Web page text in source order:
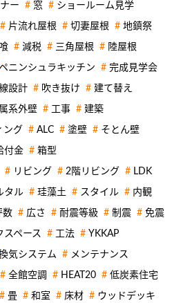
ー 窓 ショールーム見学
片流れ屋根 切妻屋根 地鎮祭
減税 三角屋根 陸屋根
ペニンシュラキッチン 完成見学会
設計 吹き抜け 建て替え
系外壁 工事 建築
ング ALC 塗壁 そとん壁
付金 箱型
リビング 2階リビング LDK
タル 珪藻土 スタイル 内観
数 広さ 耐震等級 制震 免震
スペース 工法 YKKAP
気システム メンテナンス
全館空調 HEAT20 低炭素住宅
畳 和室 床材 ウッドデッキ